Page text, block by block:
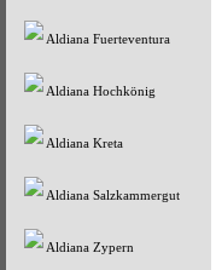
Aldiana Fuerteventura
Aldiana Hochkönig
Aldiana Kreta
Aldiana Salzkammergut
Aldiana Zypern